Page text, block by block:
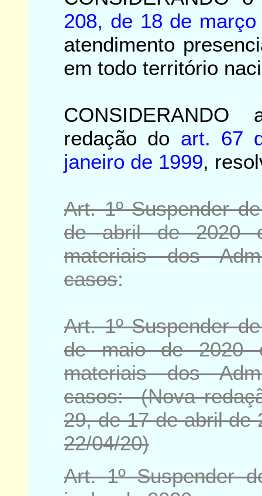
208, de 18 de
atendimento
em todo território
redação do art. 67
janeiro de 1999,
Art. 1º Suspender
de abril de 2020
materiais dos
casos:
Art. 1º Suspender
de maio de 2020
materiais dos
casos: (Nova
29, de 17 de abril de
22/04/20)
Art. 1º Suspender